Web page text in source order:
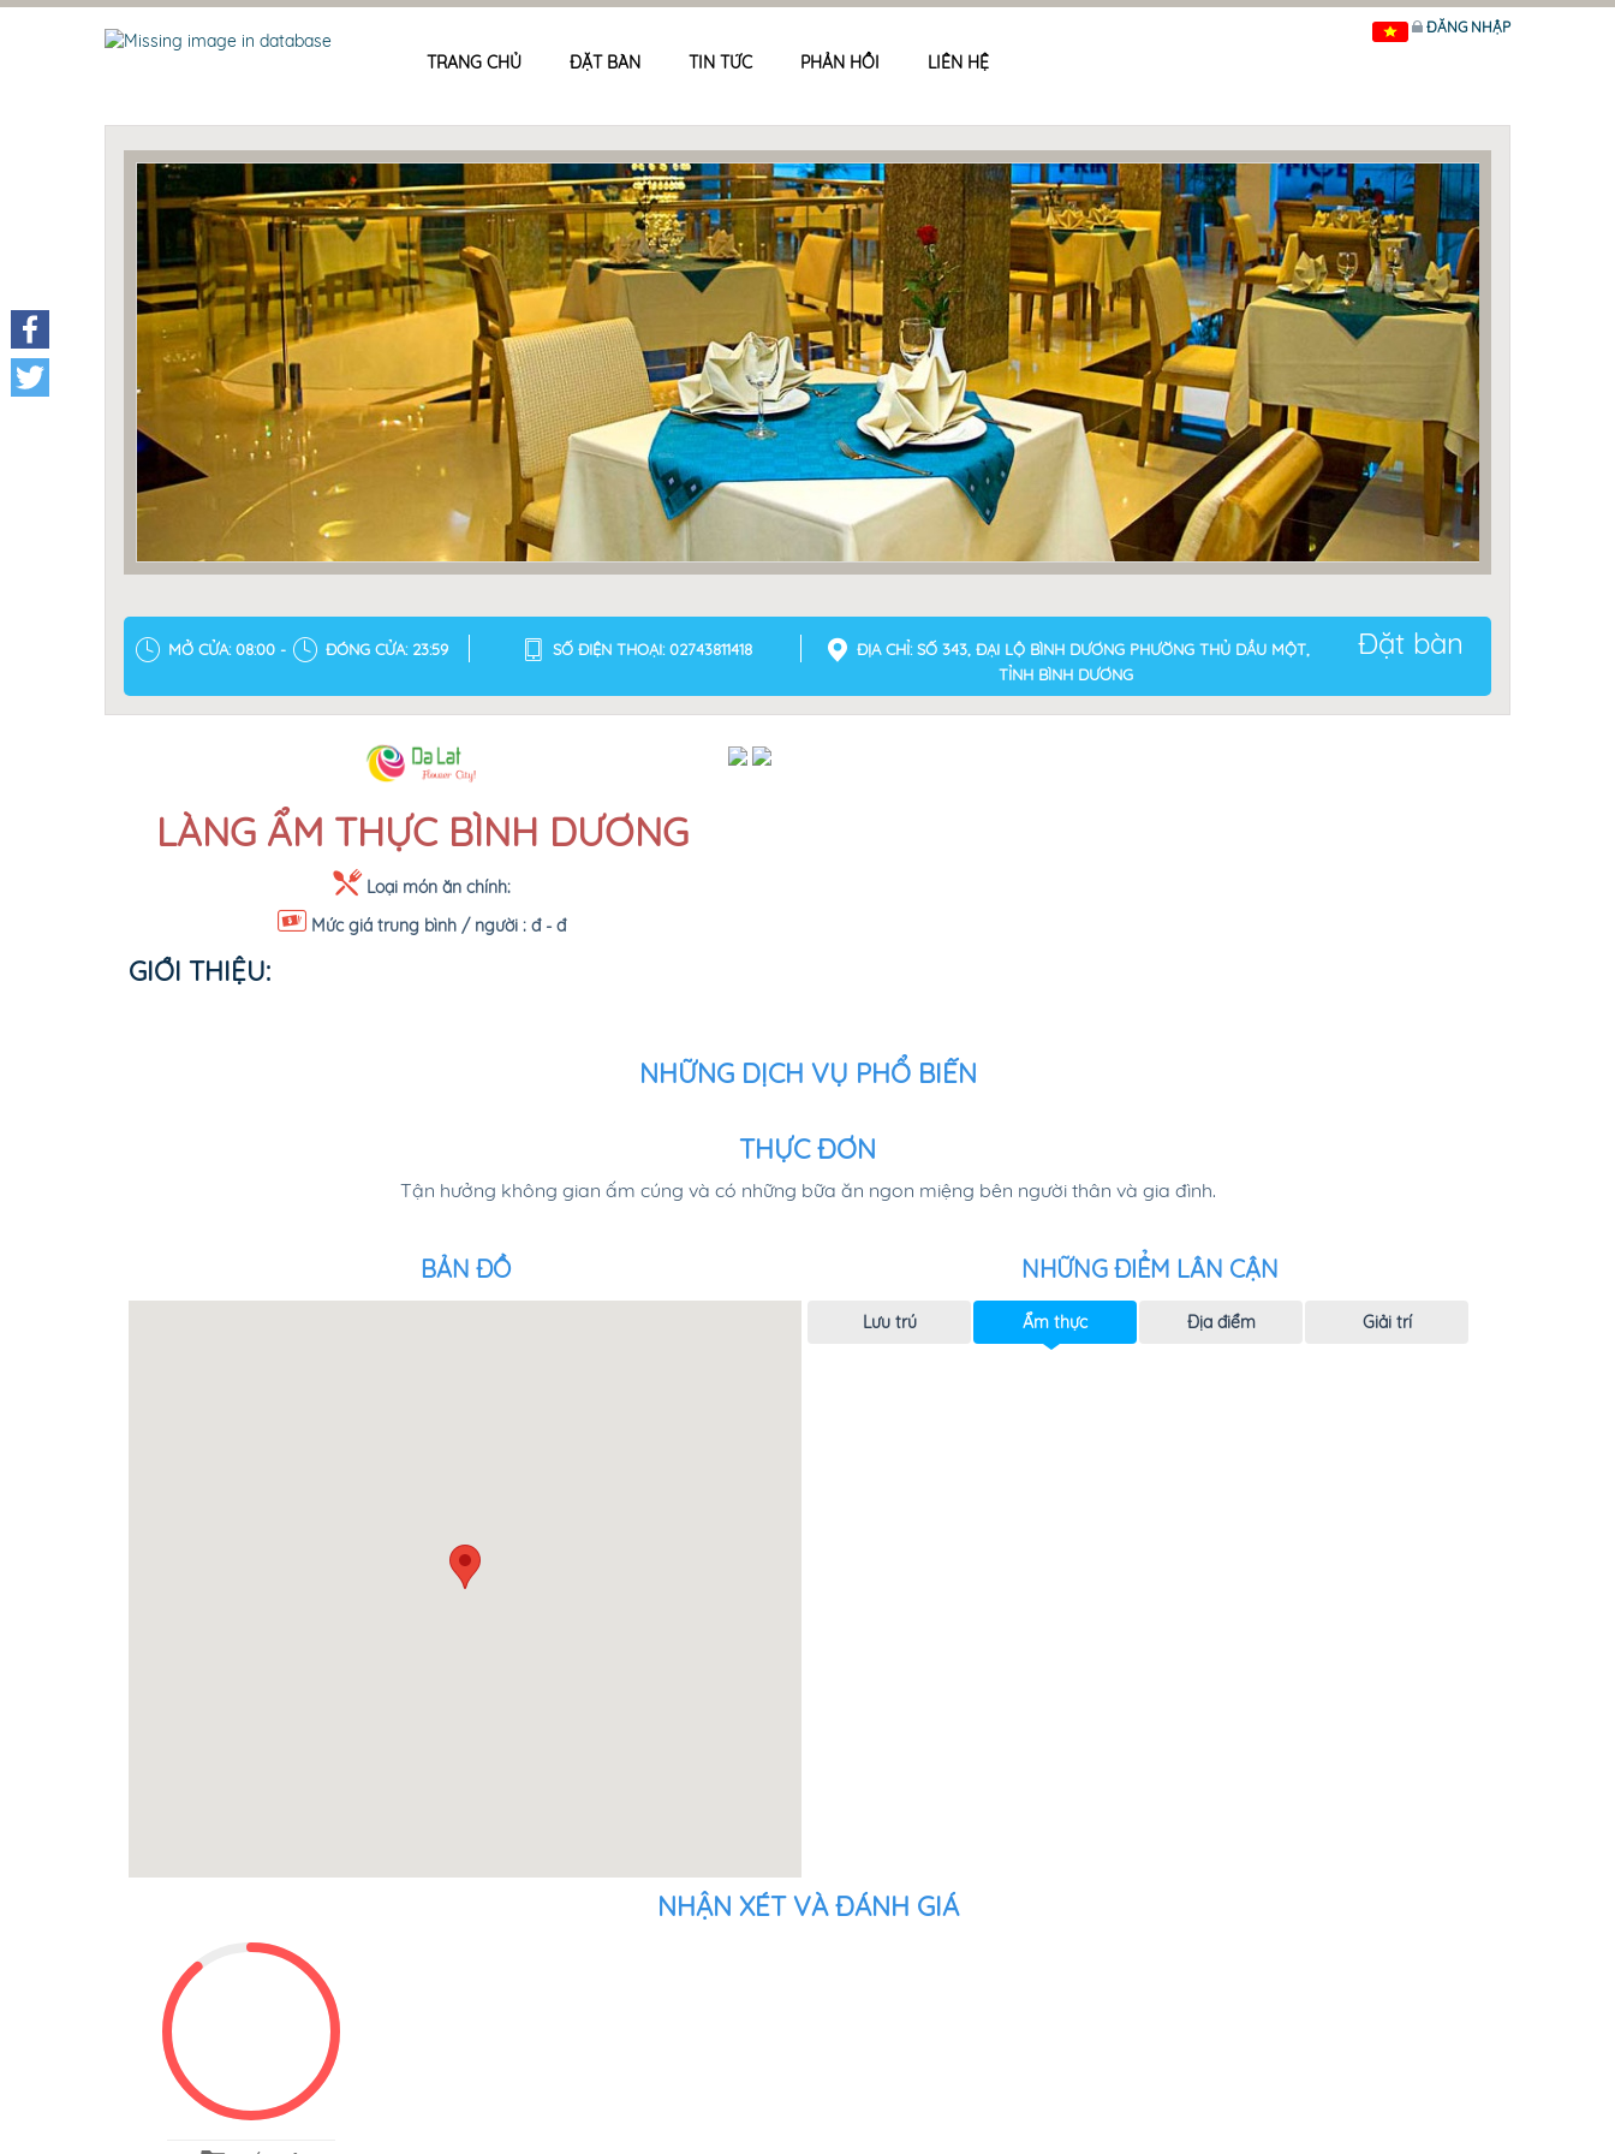
TRANG CHỦ ĐẶT BÀN TIN TỨC PHẢN HỒI LIÊN HỆ
ĐĂNG NHẬP
MỞ CỬA: 08:00 - ĐÓNG CỬA: 23:59 SỐ ĐIỆN THOẠI: 02743811418
ĐỊA CHỈ: SỐ 343, ĐẠI LỘ BÌNH DƯƠNG PHƯỜNG THỦ DẦU MỘT,
TỈNH BÌNH DƯƠNG
Đặt bàn
LÀNG ẨM THỰC BÌNH DƯƠNG
Loại món ăn chính:
Mức giá trung bình / người :đ - đ
GIỚI THIỆU:
NHỮNG DỊCH VỤ PHỔ BIẾN
THỰC ĐƠN
Tận hưởng không gian ấm cúng và có những bữa ăn ngon miệng bên người thân và gia đình.
BẢN ĐỒ NHỮNG ĐIỂM LÂN CẬN
Lưu trú Ẩm thực Địa điểm Giải trí
NHẬN XÉT VÀ ĐÁNH GIÁ
Facebook